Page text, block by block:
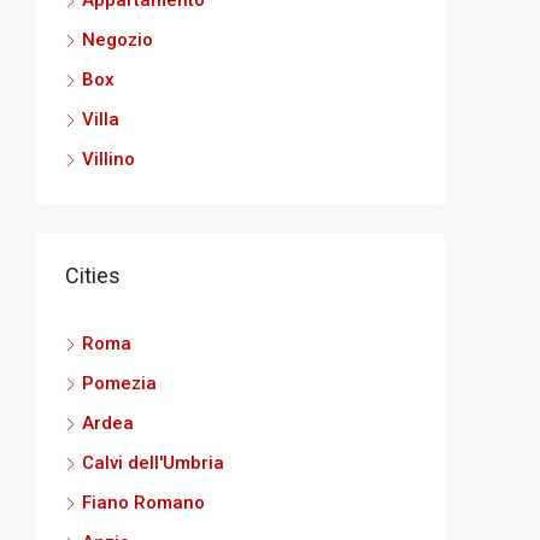
Negozio
Box
Villa
Villino
Cities
Roma
Pomezia
Ardea
Calvi dell'Umbria
Fiano Romano